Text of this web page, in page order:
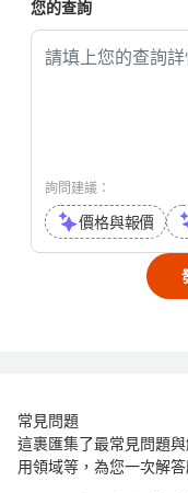
您的查詢
詢問建議：
價格與報價
常見問題
這裹匯集了最常見問題
用領域等，為您一次解